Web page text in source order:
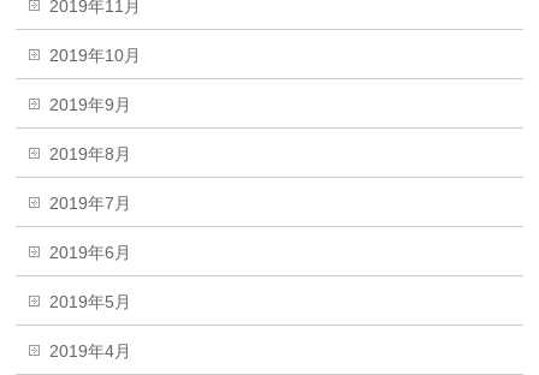
2019年11月
2019年10月
2019年9月
2019年8月
2019年7月
2019年6月
2019年5月
2019年4月